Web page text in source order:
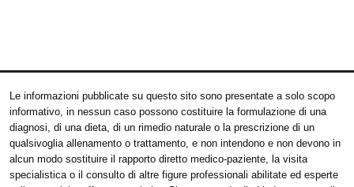
Le informazioni pubblicate su questo sito sono presentate a solo scopo
informativo, in nessun caso possono costituire la formulazione di una
diagnosi, di una dieta, di un rimedio naturale o la prescrizione di un
qualsivoglia allenamento o trattamento, e non intendono e non devono in
alcun modo sostituire il rapporto diretto medico-paziente, la visita
specialistica o il consulto di altre figure professionali abilitate ed esperte